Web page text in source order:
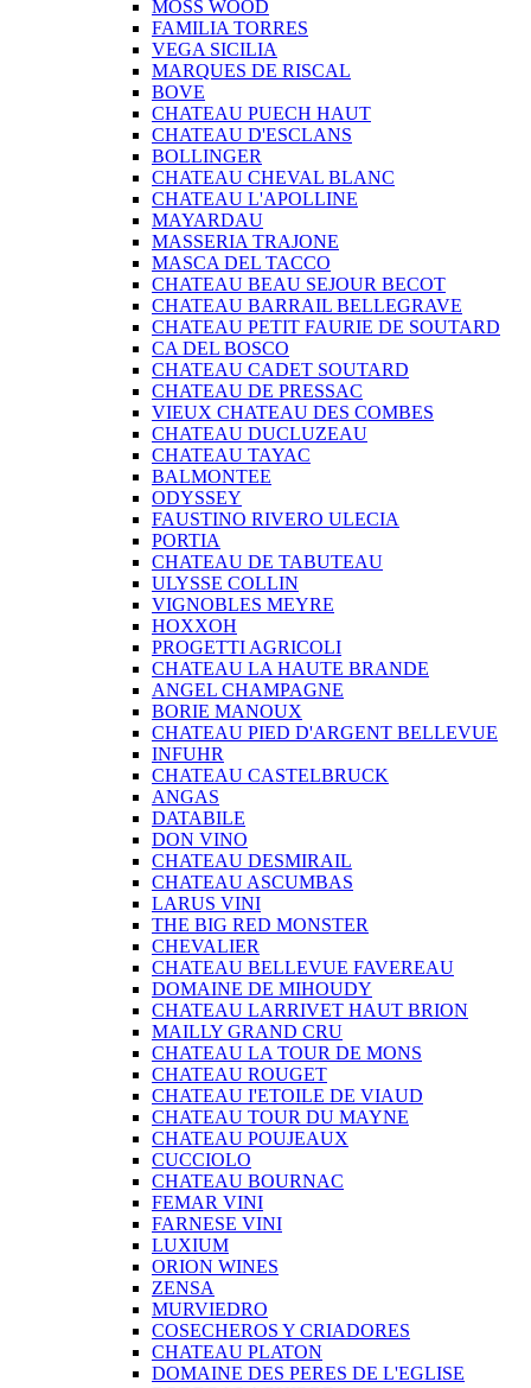
MOSS WOOD
FAMILIA TORRES
VEGA SICILIA
MARQUES DE RISCAL
BOVE
CHATEAU PUECH HAUT
CHATEAU D'ESCLANS
BOLLINGER
CHATEAU CHEVAL BLANC
CHATEAU L'APOLLINE
MAYARDAU
MASSERIA TRAJONE
MASCA DEL TACCO
CHATEAU BEAU SEJOUR BECOT
CHATEAU BARRAIL BELLEGRAVE
CHATEAU PETIT FAURIE DE SOUTARD
CA DEL BOSCO
CHATEAU CADET SOUTARD
CHATEAU DE PRESSAC
VIEUX CHATEAU DES COMBES
CHATEAU DUCLUZEAU
CHATEAU TAYAC
BALMONTEE
ODYSSEY
FAUSTINO RIVERO ULECIA
PORTIA
CHATEAU DE TABUTEAU
ULYSSE COLLIN
VIGNOBLES MEYRE
HOXXOH
PROGETTI AGRICOLI
CHATEAU LA HAUTE BRANDE
ANGEL CHAMPAGNE
BORIE MANOUX
CHATEAU PIED D'ARGENT BELLEVUE
INFUHR
CHATEAU CASTELBRUCK
ANGAS
DATABILE
DON VINO
CHATEAU DESMIRAIL
CHATEAU ASCUMBAS
LARUS VINI
THE BIG RED MONSTER
CHEVALIER
CHATEAU BELLEVUE FAVEREAU
DOMAINE DE MIHOUDY
CHATEAU LARRIVET HAUT BRION
MAILLY GRAND CRU
CHATEAU LA TOUR DE MONS
CHATEAU ROUGET
CHATEAU I'ETOILE DE VIAUD
CHATEAU TOUR DU MAYNE
CHATEAU POUJEAUX
CUCCIOLO
CHATEAU BOURNAC
FEMAR VINI
FARNESE VINI
LUXIUM
ORION WINES
ZENSA
MURVIEDRO
COSECHEROS Y CRIADORES
CHATEAU PLATON
DOMAINE DES PERES DE L'EGLISE